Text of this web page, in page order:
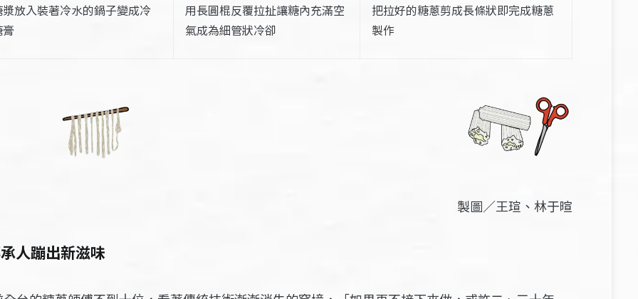
放入裝著冷水的鍋子變成冷
用長圓棍反覆拉扯讓糖內充滿空
氣成為細管狀冷卻
把拉好的糖蔥剪成長條狀即完成糖蔥
製作
製圖／王瑄、林于暄
人蹦出新滋味